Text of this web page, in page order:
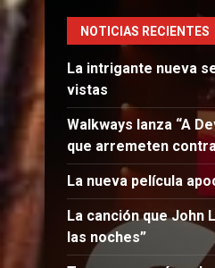
NOTICIAS RECIENTES
La intrigante nueva
vistas
Walkways lanza “A
que arremeten
La nueva película
La canción que John
las noches”